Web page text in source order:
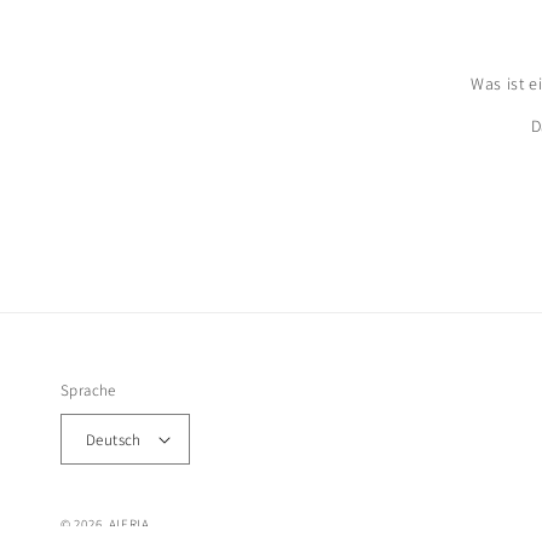
Was ist
Sprache
Deutsch
© 2026, AIERIA